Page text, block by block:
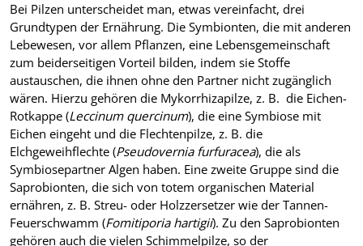
Bei Pilzen unterscheidet man, etwas vereinfacht, drei
Grundtypen der Ernährung. Die Symbionten, die mit anderen
Lebewesen, vor allem Pflanzen, eine Lebensgemeinschaft
zum beiderseitigen Vorteil bilden, indem sie Stoffe
austauschen, die ihnen ohne den Partner nicht zugänglich
wären. Hierzu gehören die Mykorrhizapilze, z. B. die Eichen-
Rotkappe (Leccinum quercinum), die eine Symbiose mit
Eichen eingeht und die Flechtenpilze, z. B. die
Elchgeweihflechte (Pseudovernia furfuracea), die als
Symbiosepartner Algen haben. Eine zweite Gruppe sind die
Saprobionten, die sich von totem organischen Material
ernähren, z. B. Streu- oder Holzzersetzer wie der Tannen-
Feuerschwamm (Fomitiporia hartigii). Zu den Saprobionten
gehören auch die vielen Schimmelpilze, so der